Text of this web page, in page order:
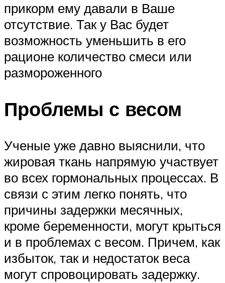
прикорм ему давали в Ваше
отсутствие. Так у Вас будет
возможность уменьшить в его
рационе количество смеси или
размороженного
Проблемы с весом
Ученые уже давно выяснили, что
жировая ткань напрямую участвует
во всех гормональных процессах. В
связи с этим легко понять, что
причины задержки месячных,
кроме беременности, могут крыться
и в проблемах с весом. Причем, как
избыток, так и недостаток веса
могут спровоцировать задержку.